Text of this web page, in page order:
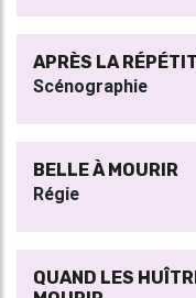
APRÈS LA
Scénographie
BELLE À MOURIR
Régie
QUAND LES